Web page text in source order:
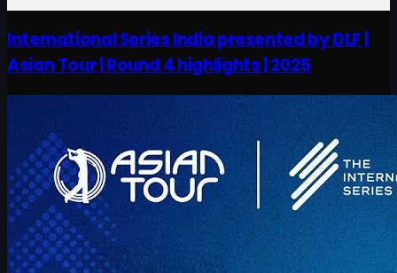
International Series India presented by DLF |
Asian Tour | Round 4 highlights | 2025